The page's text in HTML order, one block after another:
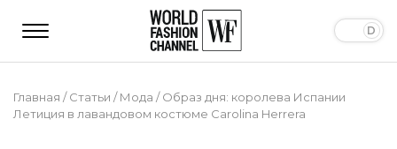
Главная /Статьи /Мода /Образ дня: королева Испании
Летиция в лавандовом костюме Carolina Herrera